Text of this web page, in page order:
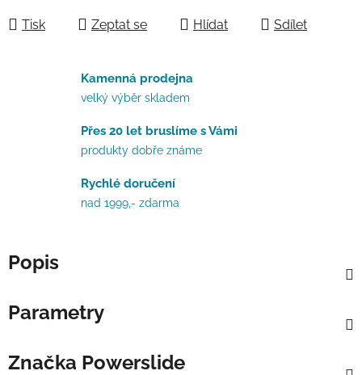
Tisk Zeptat se Hlídat Sdílet
Kamenná prodejna
velký výběr skladem
Přes 20 let bruslíme s Vámi
produkty dobře známe
Rychlé doručení
nad 1999,- zdarma
Popis
Parametry
Značka Powerslide